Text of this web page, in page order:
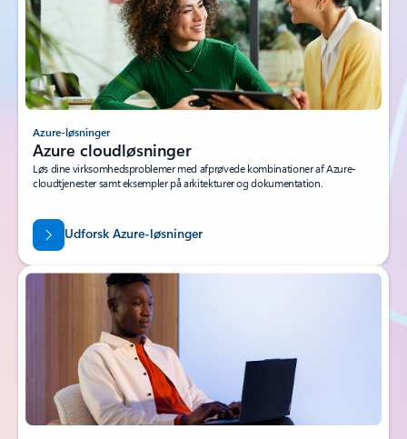
Azure-løsninger
Azure cloudløsninger
Løs dine virksomhedsproblemer med afprøvede kombinationer af Azure-
cloudtjenester samt eksempler på arkitekturer og dokumentation.
Udforsk Azure-løsninger